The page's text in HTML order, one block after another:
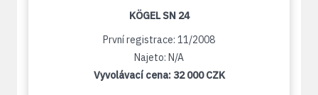
KÖGEL SN 24
První registrace: 11/2008
Najeto: N/A
Vyvolávací cena: 32 000 CZK